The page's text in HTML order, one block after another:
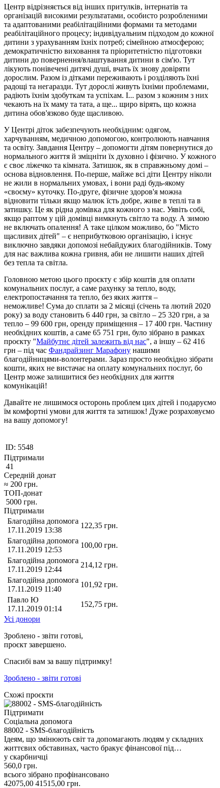
Центр відрізняється від інших притулків, інтернатів та
організацій високими результатами, особисто розробленими
та адаптованими реабілітаційними формами та методами
реабілітаційного процесу; індивідуальним підходом до кожної
дитини з урахуванням їхніх потреб; сімейною атмосферою;
демократичністю виховання та пріоритетністю підготовки
дитини до повернення/влаштування дитини в сім'ю. Тут
лікують понівечені дитячі душі, вчать їх знову довіряти
дорослим. Разом із дітками переживають і розділяють їхні
радощі та негаразди. Тут дорослі живуть їхніми проблемами,
радіють їхнім здобуткам та успіхам. І... разом з кожним з них
чекають на їх маму та тата, а ще... щиро вірять, що кожна
дитина обов'язково буде щасливою.
У Центрі діток забезпечують необхідним: одягом,
харчуванням, медичною допомогою, контролюють навчання
та освіту. Завдання Центру – допомогти дітям повернутися до
нормального життя й зміцніти їх духовно і фізично. У кожного
є своє ліжечко та кімната. Затишок, як в справжньому домі –
основа відновлення. По-перше, майже всі діти Центру ніколи
не жили в нормальних умовах, і вони раді будь-якому
«своєму» куточку. По-друге, фізичне здоров'я можна
відновити тільки якщо малюк їсть добре, живе в теплі та в
затишку. Це як рідна домівка для кожного з нас. Уявіть собі,
якщо раптом у цій домівці вимкнуть світло та воду. А зимою
не включать опалення! А таке цілком можливо, бо "Місто
щасливих дітей" – є неприбутковою організацію, і існує
виключно завдяки допомозі небайдужих благодійників. Тому
для нас важлива кожна гривня, аби не лишити наших дітей
без тепла та світла.
Головною метою цього проєкту є збір коштів для оплати
комунальних послуг, а саме рахунку за тепло, воду,
електропостачання та тепло, без яких життя –
неможливе! Сума до сплати за 2 місяці (січень та лютий 2020
року) за воду становить 6 440 грн, за світло – 25 320 грн, а за
тепло – 99 600 грн, оренду приміщення – 17 400 грн. Частину
необхідних коштів, а саме 65 751 грн, було зібрано в рамках
проєкту "Майбутнє дітей залежить від нас", а іншу – 62 416
грн – під час Фандрайзинг Марафону нашими
благодійницями-волонтерами. Зараз просто необхідно зібрати
кошти, яких не вистачає на оплату комунальних послуг, бо
Центр може залишитися без необхідних для життя
комунікацій!
Давайте не лишимося осторонь проблем цих дітей і подаруємо
їм комфортні умови для життя та затишок! Дуже розраховуємо
на вашу допомогу!
ID: 5548
Підтримали
41
Середній донат
≈ 200 грн.
ТОП-донат
5000 грн.
Підтримали
Благодійна допомога
17.11.2019 13:38
122,35 грн.
Благодійна допомога
17.11.2019 12:53
100,00 грн.
Благодійна допомога
17.11.2019 12:44
214,12 грн.
Благодійна допомога
17.11.2019 11:40
101,92 грн.
Павло Ю
17.11.2019 01:14
152,75 грн.
Усі донори
Зроблено - звіти готові,
проєкт завершено.
Спасибі вам за вашу підтримку!
Зроблено - звіти готові
Схожі проєкти
Підтримати
Соціальна допомога
88002 - SMS-благодійність
Ідеям, що змінюють світ та допомагають людям у складних
життєвих обставинах, часто бракує фінансової під…
у скарбничці
560,0 грн.
всього зібрано профінансовано
42075,00 41515,00 грн.